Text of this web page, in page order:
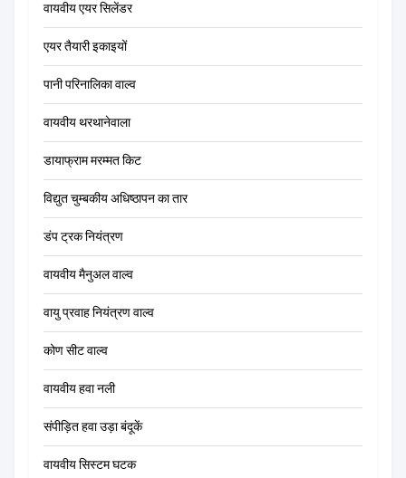
वायवीय एयर सिलेंडर
एयर तैयारी इकाइयों
पानी परिनालिका वाल्व
वायवीय थरथानेवाला
डायाफ्राम मरम्मत किट
विद्युत चुम्बकीय अधिष्ठापन का तार
डंप ट्रक नियंत्रण
वायवीय मैनुअल वाल्व
वायु प्रवाह नियंत्रण वाल्व
कोण सीट वाल्व
वायवीय हवा नली
संपीड़ित हवा उड़ा बंदूकें
वायवीय सिस्टम घटक